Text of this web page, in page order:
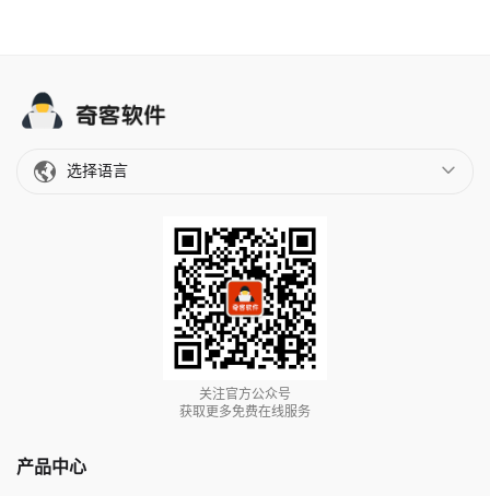
选择语言
关注官方公众号
获取更多免费在线服务
产品中心